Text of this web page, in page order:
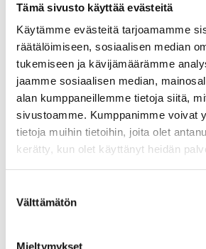
Tämä sivusto käyttää evästeitä
Käytämme evästeitä tarjoamamme
räätälöimiseen, sosiaalisen median
tukemiseen ja kävijämäärämme
jaamme sosiaalisen median,
alan kumppaneillemme tietoja siitä,
sivustoamme. Kumppanimme voivat
tietoja muihin tietoihin, joita olet
kerätty, kun olet käyttänyt heidän
valinta
Välttämätön
Mieltymykset